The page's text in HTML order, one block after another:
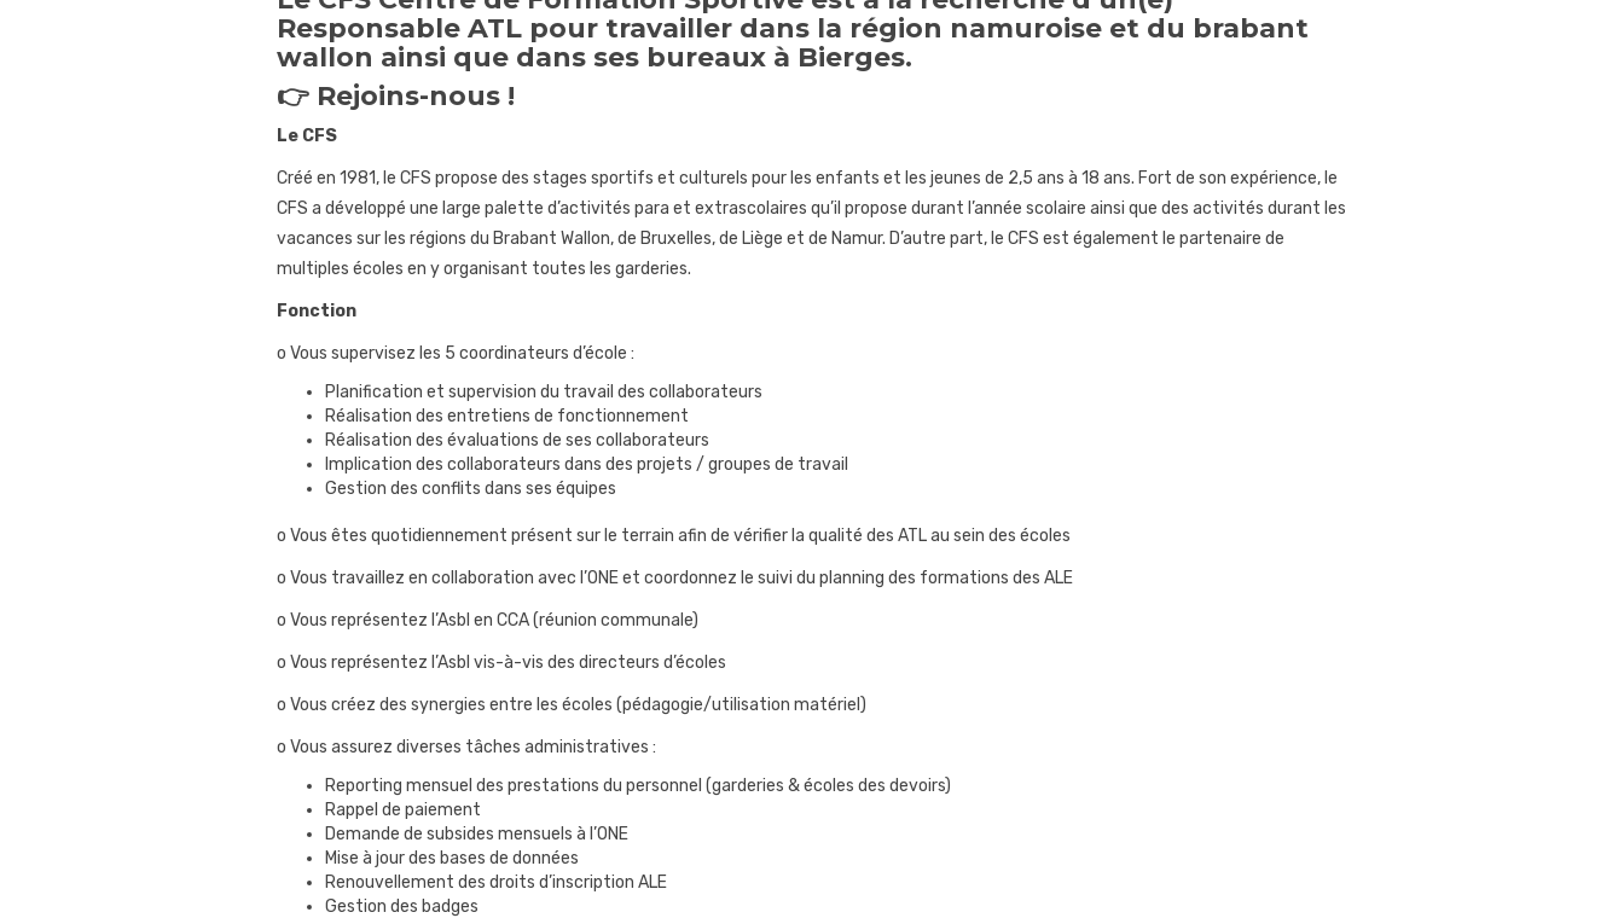
Responsable ATL pour travailler dans la région namuroise et du brabant
wallon ainsi que dans ses bureaux à Bierges.
👉 Rejoins-nous !
Le CFS
Créé en 1981, le CFS propose des stages sportifs et culturels pour les enfants et les jeunes de 2,5 ans à 18 ans. Fort de son expérience, le
CFS a développé une large palette d’activités para et extrascolaires qu’il propose durant l’année scolaire ainsi que des activités durant les
vacances sur les régions du Brabant Wallon, de Bruxelles, de Liège et de Namur. D’autre part, le CFS est également le partenaire de
multiples écoles en y organisant toutes les garderies.
Fonction
o Vous supervisez les 5 coordinateurs d’école :
Planification et supervision du travail des collaborateurs
Réalisation des entretiens de fonctionnement
Réalisation des évaluations de ses collaborateurs
Implication des collaborateurs dans des projets / groupes de travail
Gestion des conflits dans ses équipes
o Vous êtes quotidiennement présent sur le terrain afin de vérifier la qualité des ATL au sein des écoles
o Vous travaillez en collaboration avec l’ONE et coordonnez le suivi du planning des formations des ALE
o Vous représentez l’Asbl en CCA (réunion communale)
o Vous représentez l’Asbl vis-à-vis des directeurs d’écoles
o Vous créez des synergies entre les écoles (pédagogie/utilisation matériel)
o Vous assurez diverses tâches administratives :
Reporting mensuel des prestations du personnel (garderies & écoles des devoirs)
Rappel de paiement
Demande de subsides mensuels à l’ONE
Mise à jour des bases de données
Renouvellement des droits d’inscription ALE
Gestion des badges